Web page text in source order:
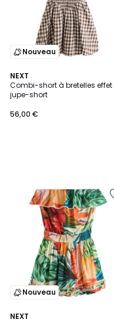
Nouveau
NEXT
Combi-short à bretelles effet
jupe-short
56,00 €
Nouveau
NEXT